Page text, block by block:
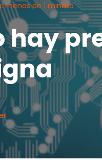
menos de 1 minuto
hay